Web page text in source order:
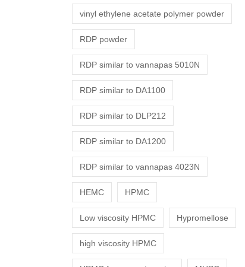
vinyl ethylene acetate polymer powder
RDP powder
RDP similar to vannapas 5010N
RDP similar to DA1100
RDP similar to DLP212
RDP similar to DA1200
RDP similar to vannapas 4023N
HEMC HPMC
Low viscosity HPMC Hypromellose
high viscosity HPMC